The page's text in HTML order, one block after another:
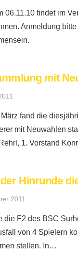
06.11.10 findet im
Anmeldung
mit
fand die
mit Neuwahlen
1. Vorstand
Hinrunde
2011
die F2 des BSC
von 4 Spielern
stellen. In…